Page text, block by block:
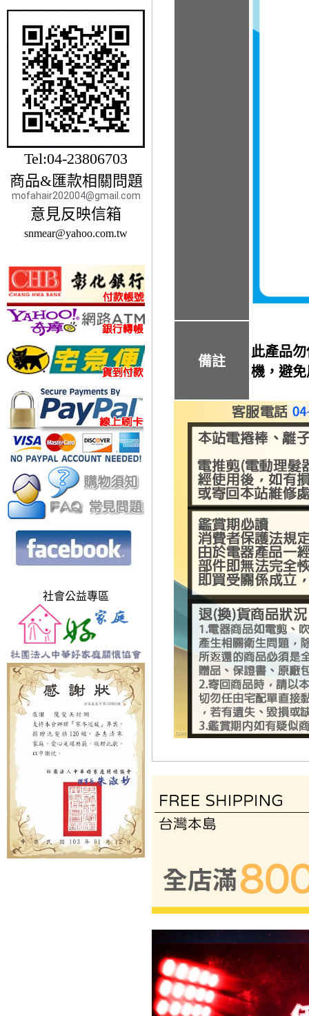
Tel:04-23806703
商品&匯款相關問題
mofahair202004@gmail.com
意見反映信箱
snmear@yahoo.com.tw
社會公益專區
備註
此產品
機，避